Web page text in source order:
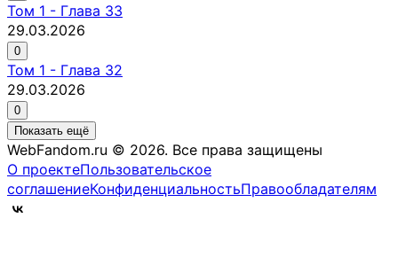
Том 1 - Глава 33
29.03.2026
0
Том 1 - Глава 32
29.03.2026
0
Показать ещё
WebFandom.ru © 2026. Все права защищены
О проектеПользовательское
соглашениеКонфиденциальностьПравообладателям